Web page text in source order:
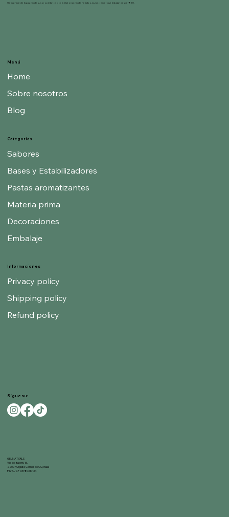
Gelnat nace de la pasión de sus propietarios por la elaboración de helados, mundo en el que trabajan desde 1950.
Informaciones
Privacy policy
Shipping policy
Refund policy
Categorías
Sabores
Bases y Estabilizadores
Pastas aromatizantes
Materia prima
Decoraciones
Embalaje
Menú
Home
Sobre nosotros
Blog
Sigue su:
GELNAT SRLS
Via dei Baietti, 16,
22077 Olgiate Comasco CO, Italia
P.IVA / CF 03980310134